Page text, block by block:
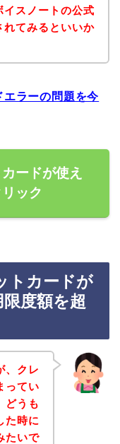
イスノートの公式
れてみるといいか
ラーの問題を今
ードが使え
ック
トカードが
度額を超
、クレ
ってい
どうも
た時に
たいで